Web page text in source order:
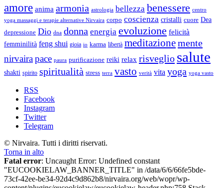
amore anima armonia astrologia bellezza benessere centro
yoga massaggi e terapie alternative Nirvaira corpo coscienza cristalli cuore Dea
depressione Dio dna donna energia evoluzione felicità
femminilità feng shui gioia io karma libertà meditazionemente
nirvairapace paura purificazione reiki relax risveglio salute
shakti spirito spiritualità stress terra vasto verità vita yoga yoga vasto
RSS
Facebook
Instagram
Twitter
Telegram
© Nirvaira. Tutti i diritti riservati.
Torna in alto
Fatal error: Uncaught Error: Undefined constant
"EUCOOKIELAW_BANNER_TITLE" in /data/6/6/66fe5bde-
73cf-42ee-be34-92d4c9d862b8/nirvaira.org/web/wopr/wp-